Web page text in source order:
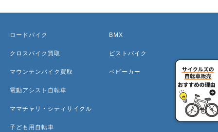
ロードバイク
クロスバイク買取
マウンテンバイク買取
電動アシスト自転車
ママチャリ・シティサイクル
子ども用自転車
BMX
ピストバイク
ベビーカー